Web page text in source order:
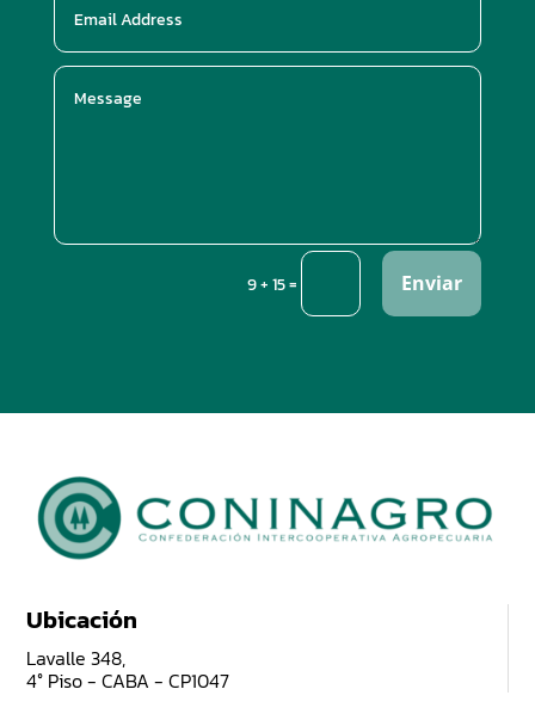
9 + 15= Enviar
Ubicación
Lavalle 348,
4° Piso - CABA - CP1047